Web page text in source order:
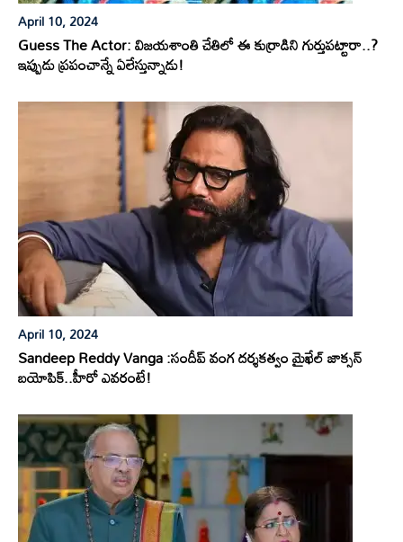
April 10, 2024
Guess The Actor: విజయశాంతి చేతిలో ఈ కుర్రాడిని గుర్తుపట్టారా..?
ఇప్పుడు ప్రపంచాన్నే ఏలేస్తున్నాడు!
April 10, 2024
Sandeep Reddy Vanga :సందీప్ వంగ దర్శకత్వం మైఖేల్ జాక్సన్
బయోపిక్..హీరో ఎవరంటే!